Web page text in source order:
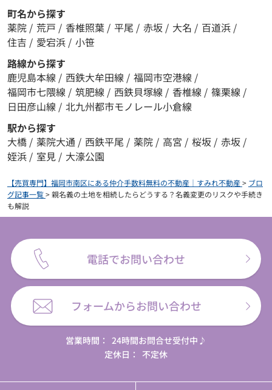
町名から探す
薬院 / 荒戸 / 香椎照葉 / 平尾 / 赤坂 / 大名 / 百道浜 /
住吉 / 愛宕浜 / 小笹
路線から探す
鹿児島本線 / 西鉄大牟田線 / 福岡市空港線 /
福岡市七隈線 / 筑肥線 / 西鉄貝塚線 / 香椎線 / 篠栗線 /
日田彦山線 / 北九州都市モノレール小倉線
駅から探す
大橋 / 薬院大通 / 西鉄平尾 / 薬院 / 高宮 / 桜坂 / 赤坂 /
姪浜 / 室見 / 大濠公園
【売買専門】福岡市南区にある仲介手数料無料の不動産｜すみれ不動産> ブロ
グ記事一覧>親名義の土地を相続したらどうする？名義変更のリスクや手続き
も解説
電話でお問い合わせ
フォームからお問い合わせ
営業時間： 24時間お問合せ受付中♪
定休日：
不定休